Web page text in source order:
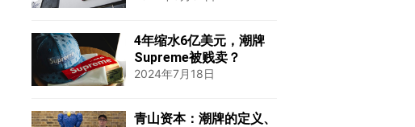
4年缩水6亿美元，潮牌
Supreme被贱卖？
2024年7月18日
青山资本：潮牌的定义、